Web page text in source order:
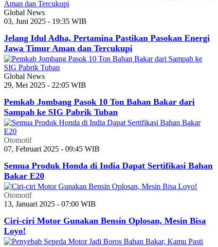
Global News
03, Juni 2025 - 19:35 WIB
Jelang Idul Adha, Pertamina Pastikan Pasokan Energi
Jawa Timur Aman dan Tercukupi
Global News
29, Mei 2025 - 22:05 WIB
Pemkab Jombang Pasok 10 Ton Bahan Bakar dari
Sampah ke SIG Pabrik Tuban
Otomotif
07, Februari 2025 - 09:45 WIB
Semua Produk Honda di India Dapat Sertifikasi Bahan
Bakar E20
Otomotif
13, Januari 2025 - 07:00 WIB
Ciri-ciri Motor Gunakan Bensin Oplosan, Mesin Bisa
Loyo!